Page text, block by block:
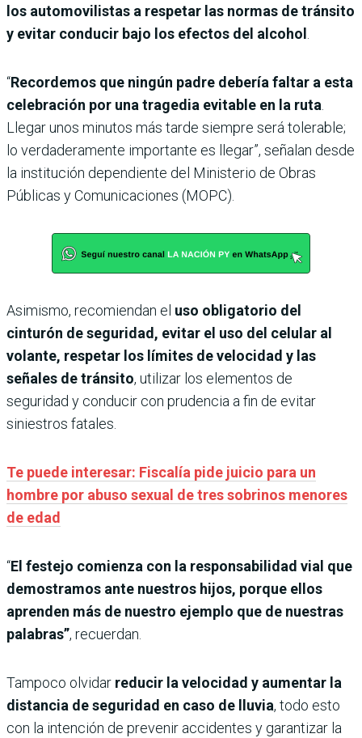
los automovilistas a respetar las normas de tránsito
y evitar conducir bajo los efectos del alcohol
“Recordemos que ningún padre debería faltar a esta
celebración por una tragedia evitable en la ruta
Llegar unos minutos más tarde siempre será tolerable;
lo verdaderamente importante es llegar”, señalan desde
la institución dependiente del Ministerio de Obras
Públicas y Comunicaciones (MOPC).
Asimismo, recomiendan el uso obligatorio del
cinturón de seguridad, evitar el uso del celular al
volante, respetar los límites de velocidad y las
señales de tránsito, utilizar los elementos de
seguridad y conducir con prudencia a fin de evitar
siniestros fatales.
Te puede interesar: Fiscalía pide juicio para un
hombre por abuso sexual de tres sobrinos menores
de edad
“El festejo comienza con la responsabilidad vial que
demostramos ante nuestros hijos, porque ellos
aprenden más de nuestro ejemplo que de nuestras
palabras”, recuerdan.
Tampoco olvidar reducir la velocidad y aumentar la
distancia de seguridad en caso de lluvia, todo esto
con la intención de prevenir accidentes y garantizar la